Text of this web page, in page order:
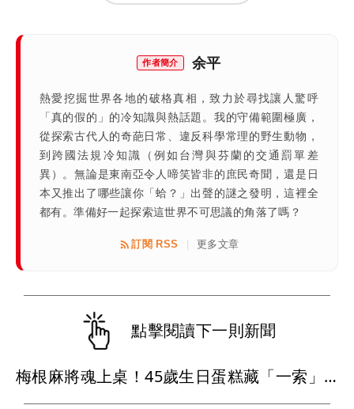
作者簡介 余平
熱愛挖掘世界各地的破格真相，致力於尋找讓人驚呼
「真的假的」的冷知識與熱話題。我的守備範圍極廣，
從探索古代人的奇葩日常、違反科學常理的野生動物，
到跨國法規冷知識（例如台灣與芬蘭的交通罰單差
異）。無論是東南亞令人啼笑皆非的庶民奇聞，還是日
本又推出了哪些讓你「蛤？」出聲的謎之發明，這裡全
都有。準備好一起探索這世界不可思議的角落了嗎？
訂閱 RSS 更多文章
點擊閱讀下一則新聞
梅根麻將魂上桌！45歲生日蛋糕藏「一索」巧思